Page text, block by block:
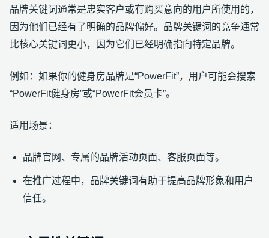
品牌关键词通常是忠实客户或有购买意向的用户所使用的，
因为他们已经有了明确的品牌偏好。品牌关键词的竞争通常
比核心关键词更小，因为它们已经明确指向特定品牌。
例如：如果你的健身房品牌是“PowerFit”，用户可能会搜索
“PowerFit健身房”或“PowerFit会员卡”。
适用场景：
品牌官网、专属的品牌活动页面、客服页面等。
在推广过程中，品牌关键词有助于提高品牌形象和用户
信任。